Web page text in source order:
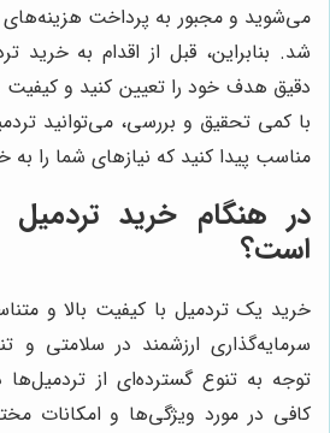
می‌شوید و مجبور به پرداخت
شد. بنابراین، قبل از اقدام به خرید
دقیق هدف خود را تعیین کنید و
با کمی تحقیق و بررسی، می‌توانید
مناسب پیدا کنید که نیازهای شما را به
در هنگام خرید
است؟
خرید یک تردمیل با کیفیت بالا و
سرمایه‌گذاری ارزشمند در سلامتی و
توجه به تنوع گسترده‌ای از تردمیل‌ها
کافی در مورد ویژگی‌ها و امکانات